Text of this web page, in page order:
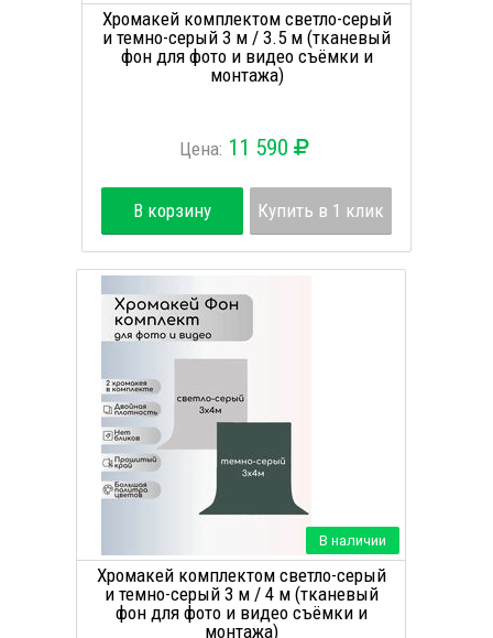
Хромакей комплектом светло-серый
и темно-серый 3 м / 3.5 м (тканевый
фон для фото и видео съёмки и
монтажа)
Цена: 11 590
В корзину Купить в 1 клик
В наличии
Хромакей комплектом светло-серый
и темно-серый 3 м / 4 м (тканевый
фон для фото и видео съёмки и
монтажа)